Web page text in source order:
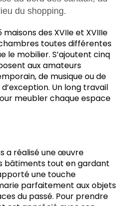
du shopping.
maisons des XVIIe et XVIIIe
toutes différentes
le mobilier. S’ajoutent cinq
aux amateurs
de musique ou de
Un long travail
meubler chaque espace
a réalisé une œuvre
bâtiments tout en gardant
une touche
parfaitement aux objets
du passé. Pour prendre